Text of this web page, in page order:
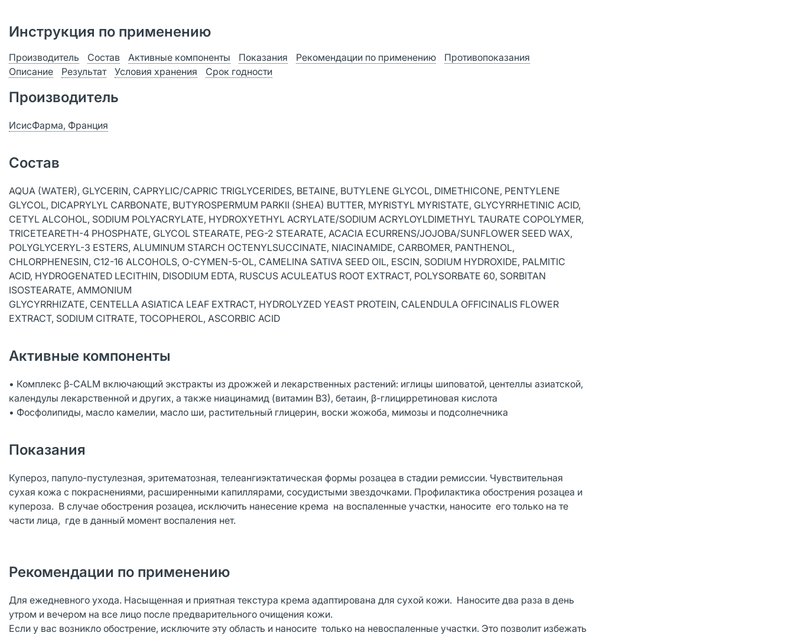
Инструкция по применению
Производитель Состав Активные компоненты Показания Рекомендации по применению
Противопоказания
Описание
Результат Условия хранения Срок годности
Производитель
ИсисФарма, Франция
Состав
AQUA (WATER), GLYCERIN, CAPRYLIC/CAPRIC TRIGLYCERIDES, BETAINE, BUTYLENE GLYCOL, DIMETHICONE, PENTYLENE
GLYCOL, DICAPRYLYL CARBONATE, BUTYROSPERMUM PARKII (SHEA) BUTTER, MYRISTYL MYRISTATE, GLYCYRRHETINIC ACID,
CETYL ALCOHOL, SODIUM POLYACRYLATE, HYDROXYETHYL ACRYLATE/SODIUM ACRYLOYLDIMETHYL TAURATE COPOLYMER,
TRICETEARETH-4 PHOSPHATE, GLYCOL STEARATE, PEG-2 STEARATE, ACACIA ECURRENS/JOJOBA/SUNFLOWER SEED WAX,
POLYGLYCERYL-3 ESTERS, ALUMINUM STARCH OCTENYLSUCCINATE, NIACINAMIDE, CARBOMER, PANTHENOL,
CHLORPHENESIN, C12-16 ALCOHOLS, O-CYMEN-5-OL, CAMELINA SATIVA SEED OIL, ESCIN, SODIUM HYDROXIDE, PALMITIC
ACID, HYDROGENATED LECITHIN, DISODIUM EDTA, RUSCUS ACULEATUS ROOT EXTRACT, POLYSORBATE 60, SORBITAN
ISOSTEARATE, AMMONIUM
GLYCYRRHIZATE, CENTELLA ASIATICA LEAF EXTRACT, HYDROLYZED YEAST PROTEIN, CALENDULA OFFICINALIS FLOWER
EXTRACT, SODIUM CITRATE, TOCOPHEROL, ASCORBIC ACID
Активные компоненты
• Комплекс β-CALM включающий экстракты из дрожжей и лекарственных растений: иглицы шиповатой, центеллы азиатской,
календулы лекарственной и других, а также ниацинамид (витамин В3), бетаин, β-глицирретиновая кислота
• Фосфолипиды, масло камелии, масло ши, растительный глицерин, воски жожоба, мимозы и подсолнечника
Показания
Купероз, папуло-пустулезная, эритематозная, телеангиэктатическая формы розацеа в стадии ремиссии. Чувствительная
сухая кожа с покраснениями, расширенными капиллярами, сосудистыми звездочками. Профилактика обострения розацеа и
купероза. В случае обострения розацеа, исключить нанесение крема на воспаленные участки, наносите его только на те
части лица, где в данный момент воспаления нет.
Рекомендации по применению
Для ежедневного ухода. Насыщенная и приятная текстура крема адаптирована для сухой кожи. Наносите два раза в день
утром и вечером на все лицо после предварительного очищения кожи.
Если у вас возникло обострение, исключите эту область и наносите только на невоспаленные участки. Это позволит избежать